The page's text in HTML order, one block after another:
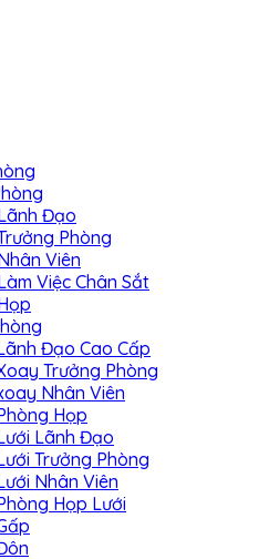
Đạo
Phòng
Viên
Việc Chân Sắt
Đạo Cao Cấp
Trưởng Phòng
Nhân Viên
Họp
Lãnh Đạo
Trưởng Phòng
Nhân Viên
Họp Lưới